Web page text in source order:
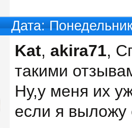
Дата:
Kat, akira71,
такими
Ну,у меня их
если я выложу